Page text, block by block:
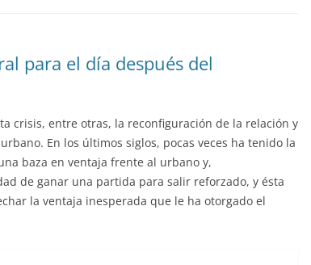
PAÍS
LAS
para el día después del
crisis, entre otras, la reconfiguración de la relación y
En los últimos siglos, pocas veces ha tenido la
baza en ventaja frente al urbano y,
de ganar una partida para salir reforzado, y ésta
la ventaja inesperada que le ha otorgado el